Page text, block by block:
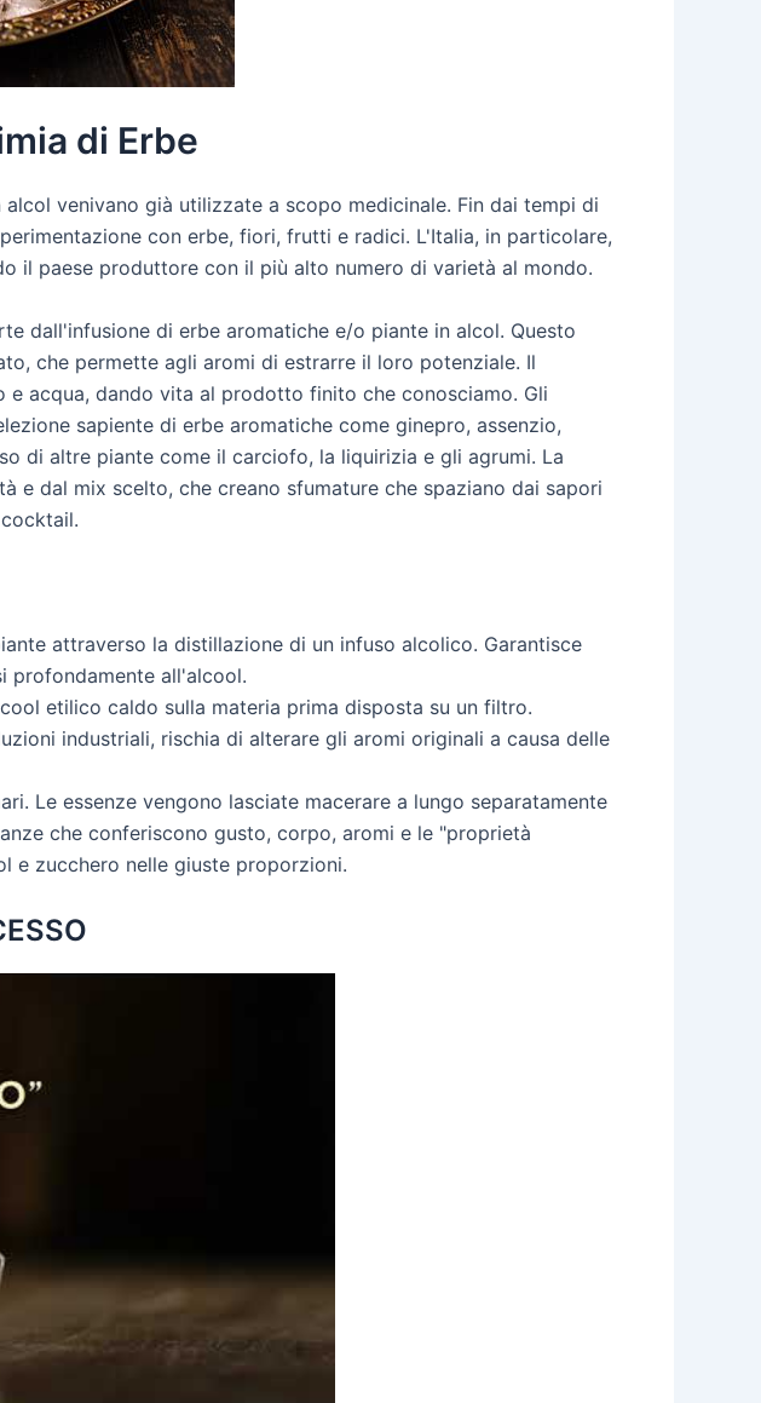
di Erbe
venivano già utilizzate a scopo medicinale. Fin dai tempi di
con erbe, fiori, frutti e radici. L'Italia, in particolare,
il paese produttore con il più alto numero di varietà al mondo.
dall'infusione di erbe aromatiche e/o piante in alcol. Questo
che permette agli aromi di estrarre il loro potenziale. Il
acqua, dando vita al prodotto finito che conosciamo. Gli
sapiente di erbe aromatiche come ginepro, assenzio,
di altre piante come il carciofo, la liquirizia e gli agrumi. La
dal mix scelto, che creano sfumature che spaziano dai sapori
attraverso la distillazione di un infuso alcolico. Garantisce
profondamente all'alcool.
etilico caldo sulla materia prima disposta su un filtro.
industriali, rischia di alterare gli aromi originali a causa delle
Le essenze vengono lasciate macerare a lungo separatamente
che conferiscono gusto, corpo, aromi e le "proprietà
e zucchero nelle giuste proporzioni.